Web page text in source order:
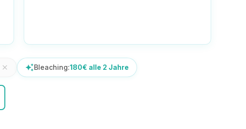
close auto_awesomeBleaching:180€ alle 2 Jahre